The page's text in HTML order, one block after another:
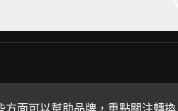
面可以幫助品牌，重點關注轉換